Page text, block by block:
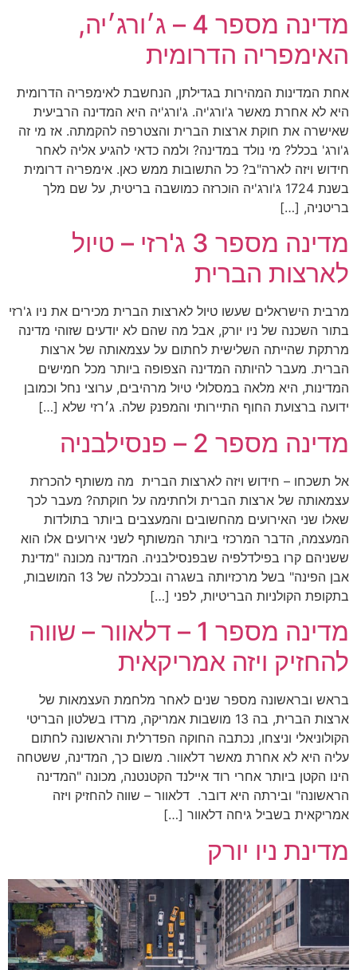
מדינה מספר 4 – ג׳ורג׳יה,
האימפריה הדרומית
אחת המדינות המהירות בגדילתן, הנחשבת לאימפריה הדרומית
היא לא אחרת מאשר ג'ורג'יה. ג'ורג'יה היא המדינה הרביעית
שאישרה את חוקת ארצות הברית והצטרפה להקמתה. אז מי זה
ג'ורג' בכלל? מי נולד במדינה? ולמה כדאי להגיע אליה לאחר
חידוש ויזה לארה"ב? כל התשובות ממש כאן. אימפריה דרומית
בשנת 1724 ג'ורג'יה הוכרזה כמושבה בריטית, על שם מלך
בריטניה, […]
מדינה מספר 3 ג'רזי – טיול
לארצות הברית
מרבית הישראלים שעשו טיול לארצות הברית מכירים את ניו ג'רזי
בתור השכנה של ניו יורק, אבל מה שהם לא יודעים שזוהי מדינה
מרתקת שהייתה השלישית לחתום על עצמאותה של ארצות
הברית. מעבר להיותה המדינה הצפופה ביותר מכל חמישים
המדינות, היא מלאה במסלולי טיול מרהיבים, ערוצי נחל וכמובן
ידועה ברצועת החוף התיירותי והמפנק שלה. ג׳רזי שלא […]
מדינה מספר 2 – פנסילבניה
אל תשכחו – חידוש ויזה לארצות הברית מה משותף להכרזת
עצמאותה של ארצות הברית ולחתימה על חוקתה? מעבר לכך
שאלו שני האירועים מהחשובים והמעצבים ביותר בתולדות
המעצמה, הדבר המרכזי ביותר המשותף לשני אירועים אלו הוא
ששניהם קרו בפילדלפיה שבפנסילבניה. המדינה מכונה "מדינת
אבן הפינה" בשל מרכזיותה בשגרה ובכלכלה של 13 המושבות,
בתקופת הקולניות הבריטיות, לפני […]
מדינה מספר 1 – דלאוור – שווה
להחזיק ויזה אמריקאית
בראש ובראשונה מספר שנים לאחר מלחמת העצמאות של
ארצות הברית, בה 13 מושבות אמריקה, מרדו בשלטון הבריטי
הקולוניאלי וניצחו, נכתבה החוקה הפדרלית והראשונה לחתום
עליה היא לא אחרת מאשר דלאוור. משום כך, המדינה, ששטחה
הינו הקטן ביותר אחרי רוד איילנד הקטנטנה, מכונה "המדינה
הראשונה" ובירתה היא דובר. דלאוור – שווה להחזיק ויזה
אמריקאית בשביל גיחה דלאוור […]
מדינת ניו יורק